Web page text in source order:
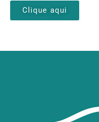
Clique aqui